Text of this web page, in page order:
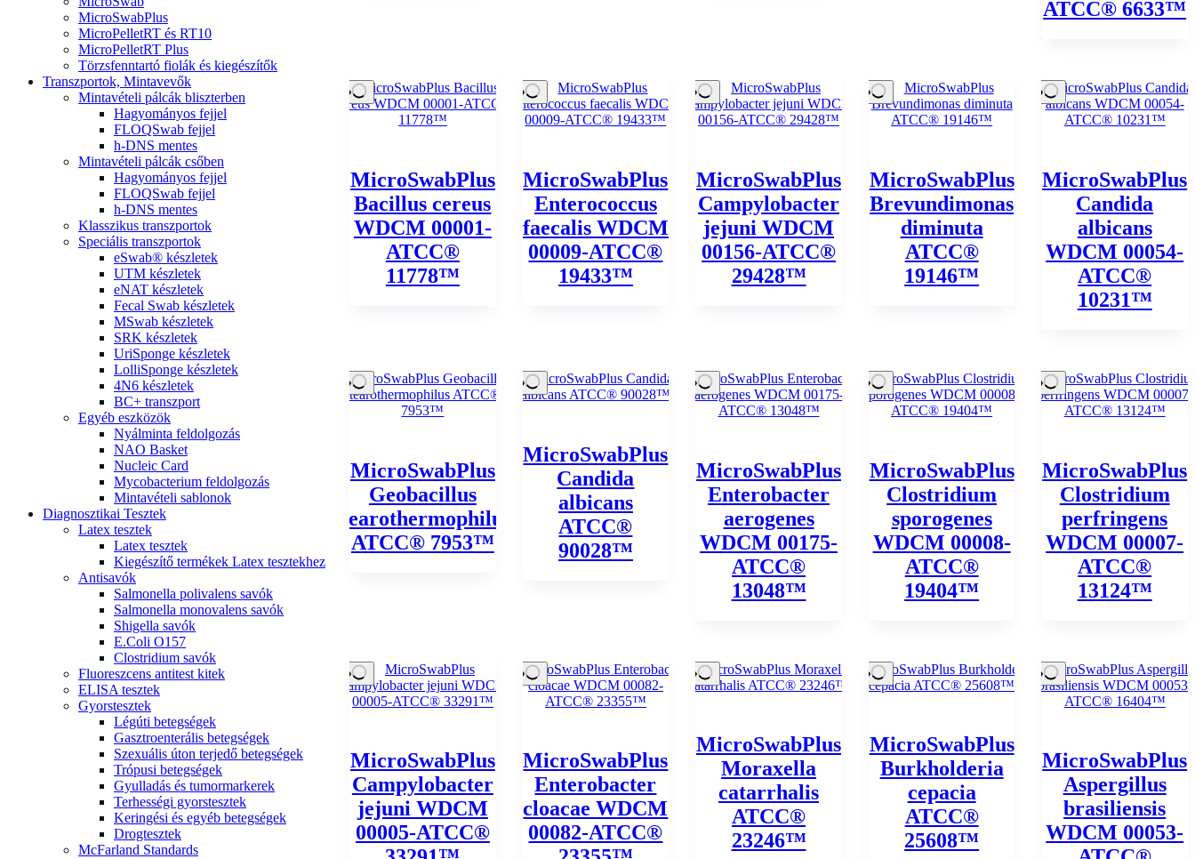
ATCC® 6633™
MicroSwabPlus
Bacillus cereus
WDCM 00001-
ATCC®
11778™
MicroSwabPlus
Enterococcus
faecalis WDCM
00009-ATCC®
19433™
MicroSwabPlus
Campylobacter
jejuni WDCM
00156-ATCC®
29428™
MicroSwabPlus
Brevundimonas
diminuta
ATCC®
19146™
MicroSwabPlus
Candida
albicans
WDCM 00054-
ATCC®
10231™
MicroSwabPlus
Geobacillus
stearothermophilus
ATCC® 7953™
MicroSwabPlus
Candida
albicans
ATCC®
90028™
MicroSwabPlus
Enterobacter
aerogenes
WDCM 00175-
ATCC®
13048™
MicroSwabPlus
Clostridium
sporogenes
WDCM 00008-
ATCC®
19404™
MicroSwabPlus
Clostridium
perfringens
WDCM 00007-
ATCC®
13124™
MicroSwabPlus
Campylobacter
jejuni WDCM
00005-ATCC®
MicroSwabPlus
Enterobacter
cloacae WDCM
00082-ATCC®
MicroSwabPlus
Moraxella
catarrhalis
ATCC®
23246™
MicroSwabPlus
Burkholderia
cepacia
ATCC®
25608™
MicroSwabPlus
Aspergillus
brasiliensis
WDCM 00053-
MicroSwabPlus
MicroPelletRT és RT10
MicroPelletRT Plus
Törzsfenntartó fiolák és kiegészítők
Transzportok, Mintavevők
Mintavételi pálcák bliszterben
Hagyományos fejjel
FLOQSwab fejjel
h-DNS mentes
Mintavételi pálcák csőben
Hagyományos fejjel
FLOQSwab fejjel
h-DNS mentes
Klasszikus transzportok
Speciális transzportok
eSwab® készletek
UTM készletek
eNAT készletek
Fecal Swab készletek
MSwab készletek
SRK készletek
UriSponge készletek
LolliSponge készletek
4N6 készletek
BC+ transzport
Egyéb eszközök
Nyálminta feldolgozás
NAO Basket
Nucleic Card
Mycobacterium feldolgozás
Mintavételi sablonok
Diagnosztikai Tesztek
Latex tesztek
Latex tesztek
Kiegészítő termékek Latex tesztekhez
Antisavók
Salmonella polivalens savók
Salmonella monovalens savók
Shigella savók
E.Coli O157
Clostridium savók
Fluoreszcens antitest kitek
ELISA tesztek
Gyorstesztek
Légúti betegségek
Gasztroenterális betegségek
Szexuális úton terjedő betegségek
Trópusi betegségek
Gyulladás és tumormarkerek
Terhességi gyorstesztek
Keringési és egyéb betegségek
Drogtesztek
McFarland Standards